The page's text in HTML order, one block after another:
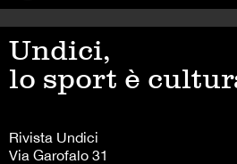
Undici,
lo sport è
Rivista Undici
Via Garofalo 31